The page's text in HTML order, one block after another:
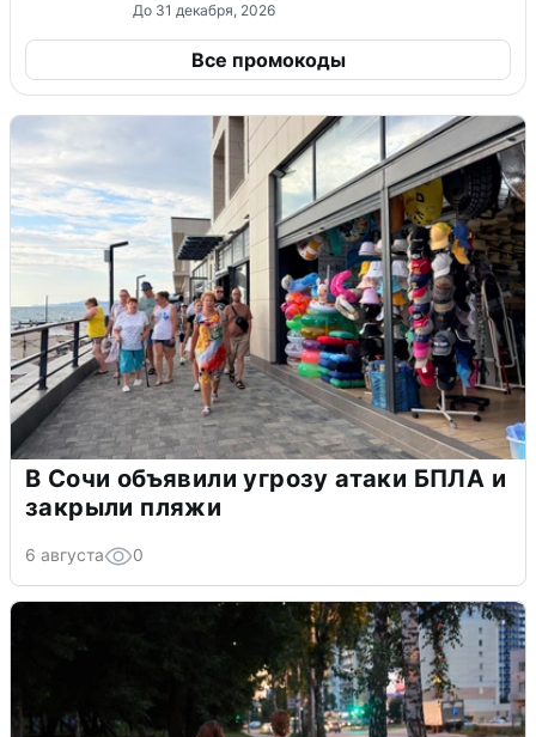
До 31 декабря, 2026
Все промокоды
В Сочи объявили угрозу атаки БПЛА и
закрыли пляжи
6 августа 0